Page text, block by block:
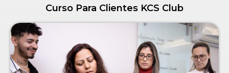
Curso Para Clientes KCS Club